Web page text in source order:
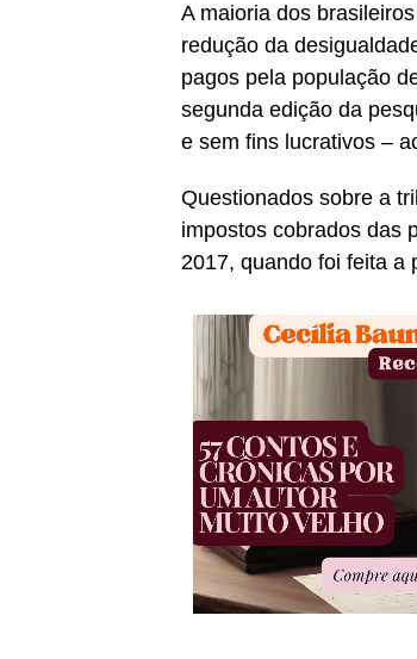
A maioria dos
redução da
pagos pela população
segunda edição da
e sem fins lucrativos –
Questionados sobre a
impostos cobrados das
2017, quando foi feita a